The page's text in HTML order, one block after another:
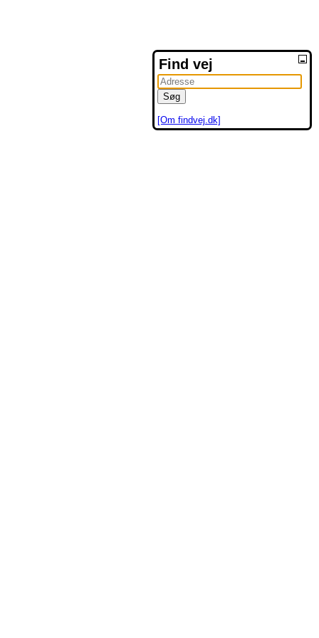
Find vej
[Om findvej.dk]